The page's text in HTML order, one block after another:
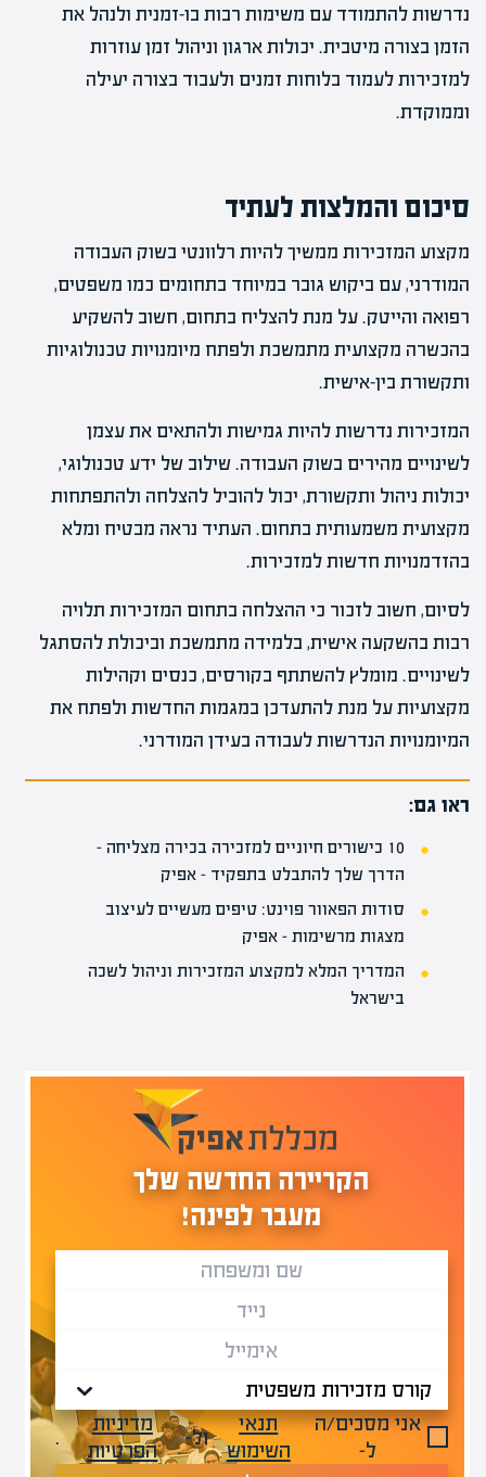
נדרשות להתמודד עם משימות רבות בו-זמנית ולנהל את
הזמן בצורה מיטבית. יכולות ארגון וניהול זמן עוזרות
למזכירות לעמוד בלוחות זמנים ולעבוד בצורה יעילה
וממוקדת.
סיכום והמלצות לעתיד
מקצוע המזכירות ממשיך להיות רלוונטי בשוק העבודה
המודרני, עם ביקוש גובר במיוחד בתחומים כמו משפטים,
רפואה והייטק. על מנת להצליח בתחום, חשוב להשקיע
בהכשרה מקצועית מתמשכת ולפתח מיומנויות טכנולוגיות
ותקשורת בין-אישית.
המזכירות נדרשות להיות גמישות ולהתאים את עצמן
לשינויים מהירים בשוק העבודה. שילוב של ידע טכנולוגי,
יכולות ניהול ותקשורת, יכול להוביל להצלחה ולהתפתחות
מקצועית משמעותית בתחום. העתיד נראה מבטיח ומלא
בהזדמנויות חדשות למזכירות.
לסיום, חשוב לזכור כי ההצלחה בתחום המזכירות תלויה
רבות בהשקעה אישית, בלמידה מתמשכת וביכולת להסתגל
לשינויים. מומלץ להשתתף בקורסים, כנסים וקהילות
מקצועיות על מנת להתעדכן במגמות החדשות ולפתח את
המיומנויות הנדרשות לעבודה בעידן המודרני.
ראו גם:
10 כישורים חיוניים למזכירה בכירה מצליחה –
הדרך שלך להתבלט בתפקיד – אפיק
סודות הפאוור פוינט: טיפים מעשיים לעיצוב
מצגות מרשימות – אפיק
המדריך המלא למקצוע המזכירות וניהול לשכה
בישראל
הקריירה החדשה שלך
מעבר לפינה!
אני מסכים/ה
ל-
תנאי
השימוש
ול-
מדיניות
הפרטיות
.